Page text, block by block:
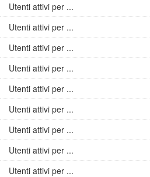
Utenti attivi per ...
Utenti attivi per ...
Utenti attivi per ...
Utenti attivi per ...
Utenti attivi per ...
Utenti attivi per ...
Utenti attivi per ...
Utenti attivi per ...
Utenti attivi per ...